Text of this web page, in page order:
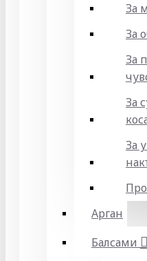
За
За
За
За
За
Арган
Балсами